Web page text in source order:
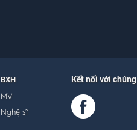
BXH
MV
Nghệ sĩ
Kết nối với